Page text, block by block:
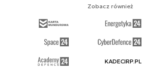
Zobacz również
KADECIRP.PL